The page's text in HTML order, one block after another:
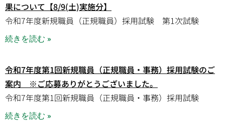
果について【8/9(土)実施分】
令和7年度新規職員（正規職員）採用試験 第1次試験
続きを読む »
令和7年度第1回新規職員（正規職員・事務）採用試験のご
案内 ※ご応募ありがとうございました。
令和7年度第1回新規職員（正規職員・事務）採用試験
続きを読む »